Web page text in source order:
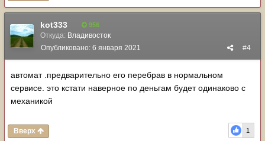
kot333 956
Откуда: Владивосток
#4
Опубликовано: 6 января 2021
автомат .предварительно его перебрав в нормальном
сервисе. это кстати наверное по деньгам будет одинаково с
механикой
1
Вверх